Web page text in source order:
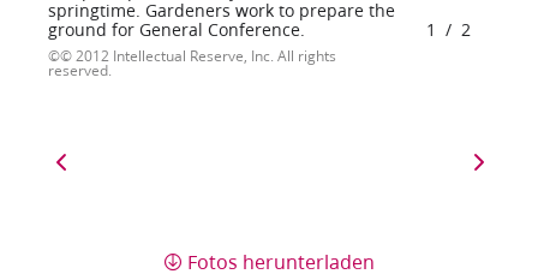
springtime. Gardeners work to prepare the
ground for General Conference.
© 2012 Intellectual Reserve, Inc. All rights
reserved.
1 / 2
Fotos herunterladen